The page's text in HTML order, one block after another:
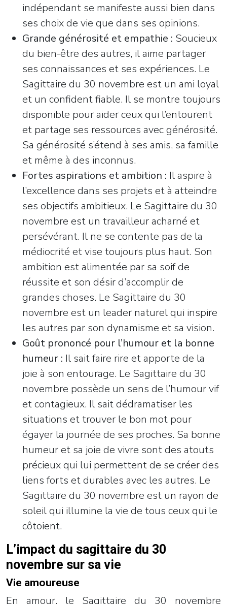
indépendant se manifeste aussi bien dans
ses choix de vie que dans ses opinions.
Grande générosité et empathie : Soucieux
du bien-être des autres, il aime partager
ses connaissances et ses expériences. Le
Sagittaire du 30 novembre est un ami loyal
et un confident fiable. Il se montre toujours
disponible pour aider ceux qui l’entourent
et partage ses ressources avec générosité.
Sa générosité s’étend à ses amis, sa famille
et même à des inconnus.
Fortes aspirations et ambition : Il aspire à
l’excellence dans ses projets et à atteindre
ses objectifs ambitieux. Le Sagittaire du 30
novembre est un travailleur acharné et
persévérant. Il ne se contente pas de la
médiocrité et vise toujours plus haut. Son
ambition est alimentée par sa soif de
réussite et son désir d’accomplir de
grandes choses. Le Sagittaire du 30
novembre est un leader naturel qui inspire
les autres par son dynamisme et sa vision.
Goût prononcé pour l’humour et la bonne
humeur : Il sait faire rire et apporte de la
joie à son entourage. Le Sagittaire du 30
novembre possède un sens de l’humour vif
et contagieux. Il sait dédramatiser les
situations et trouver le bon mot pour
égayer la journée de ses proches. Sa bonne
humeur et sa joie de vivre sont des atouts
précieux qui lui permettent de se créer des
liens forts et durables avec les autres. Le
Sagittaire du 30 novembre est un rayon de
soleil qui illumine la vie de tous ceux qui le
côtoient.
L’impact du sagittaire du 30
novembre sur sa vie
Vie amoureuse
En amour, le Sagittaire du 30 novembre